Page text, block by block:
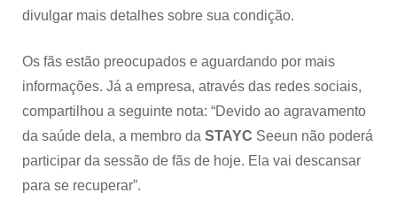
divulgar mais detalhes sobre sua condição.
Os fãs estão preocupados e aguardando por mais
informações. Já a empresa, através das redes sociais,
compartilhou a seguinte nota: “Devido ao agravamento
da saúde dela, a membro da STAYC Seeun não poderá
participar da sessão de fãs de hoje. Ela vai descansar
para se recuperar”.